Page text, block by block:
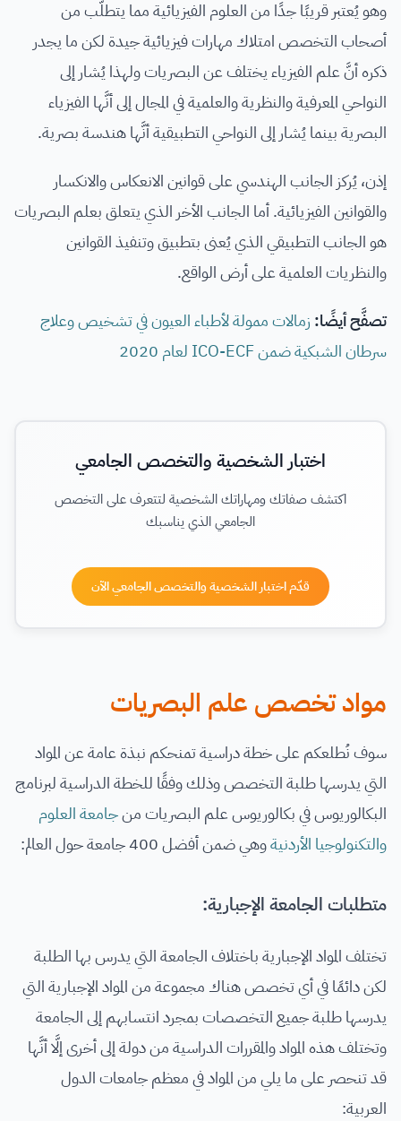
وهو يُعتبر قريبًا جدًا من العلوم الفيزيائية مما يتطلَّب من
أصحاب التخصص امتلاك مهارات فيزيائية جيدة لكن ما يجدر
ذكره أنَّ علم الفيزياء يختلف عن البصريات ولهذا يُشار إلى
النواحي المعرفية والنظرية والعلمية في المجال إلى أنَّها الفيزياء
البصرية بينما يُشار إلى النواحي التطبيقية أنَّها هندسة بصرية.
إذن، يُركز الجانب الهندسي على قوانين الانعكاس والانكسار
والقوانين الفيزيائية. أما الجانب الأخر الذي يتعلق بعلم البصريات
هو الجانب التطبيقي الذي يُعنى بتطبيق وتنفيذ القوانين
والنظريات العلمية على أرض الواقع.
تصفَّح أيضًا: زمالات ممولة لأطباء العيون في تشخيص وعلاج
سرطان الشبكية ضمن ICO-ECF لعام 2020
اختبار الشخصية والتخصص الجامعي
اكتشف صفاتك ومهاراتك الشخصية لتتعرف على التخصص
الجامعي الذي يناسبك
قدّم اختبار الشخصية والتخصص الجامعي الآن
مواد تخصص علم البصريات
سوف نُطلعكم على خطة دراسية تمنحكم نبذة عامة عن المواد
التي يدرسها طلبة التخصص وذلك وفقًا للخطة الدراسية لبرنامج
البكالوريوس في بكالوريوس علم البصريات منجامعة العلوم
والتكنولوجيا الأردنيةوهي ضمن أفضل 400 جامعة حول العالم:
متطلبات الجامعة الإجبارية:
تختلف المواد الإجبارية باختلاف الجامعة التي يدرس بها الطلبة
لكن دائمًا في أي تخصص هناك مجموعة من المواد الإجبارية التي
يدرسها طلبة جميع التخصصات بمجرد انتسابهم إلى الجامعة
وتختلف هذه المواد والمقررات الدراسية من دولة إلى أخرى إلَّا أنَّها
قد تنحصر على ما يلي من المواد في معظم جامعات الدول
العربية: